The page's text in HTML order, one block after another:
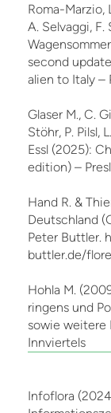
Roma-Marzio,
A. Selvaggi, F.
second
alien to Italy –
Glaser M., C.
Stöhr, P. Pilsl,
Essl (2025):
edition) –
Hand R. &
Deutschland
Peter Buttler.
buttler.de/
Hohla M.
ringens und
sowie weitere
Innviertels
Infoflora